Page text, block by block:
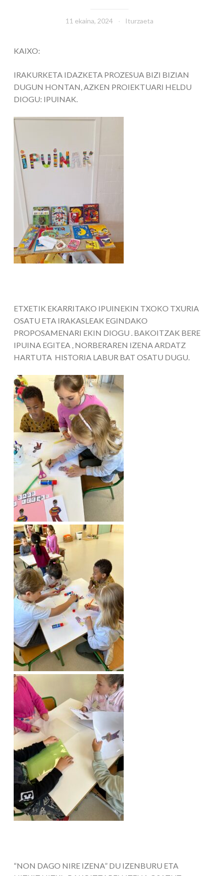
11 ekaina, 2024 Iturzaeta
KAIXO:
IRAKURKETA IDAZKETA PROZESUA BIZI BIZIAN
DUGUN HONTAN, AZKEN PROIEKTUARI HELDU
DIOGU: IPUINAK.
ETXETIK EKARRITAKO IPUINEKIN TXOKO TXURIA
OSATU ETA IRAKASLEAK EGINDAKO
PROPOSAMENARI EKIN DIOGU . BAKOITZAK BERE
IPUINA EGITEA , NORBERAREN IZENA ARDATZ
HARTUTA HISTORIA LABUR BAT OSATU DUGU.
“NON DAGO NIRE IZENA” DU IZENBURU ETA